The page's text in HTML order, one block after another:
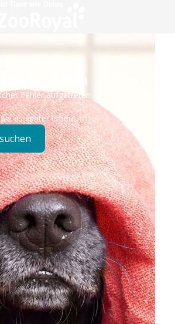
Problem
Fehler aufgetreten – wir sind
es später erneut.